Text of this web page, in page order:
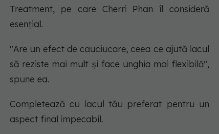
Treatment, pe care Cherri Phan îl consideră
esențial.
"Are un efect de cauciucare, ceea ce ajută lacul
să reziste mai mult și face unghia mai flexibilă",
spune ea.
Completează cu lacul tău preferat pentru un
aspect final impecabil.